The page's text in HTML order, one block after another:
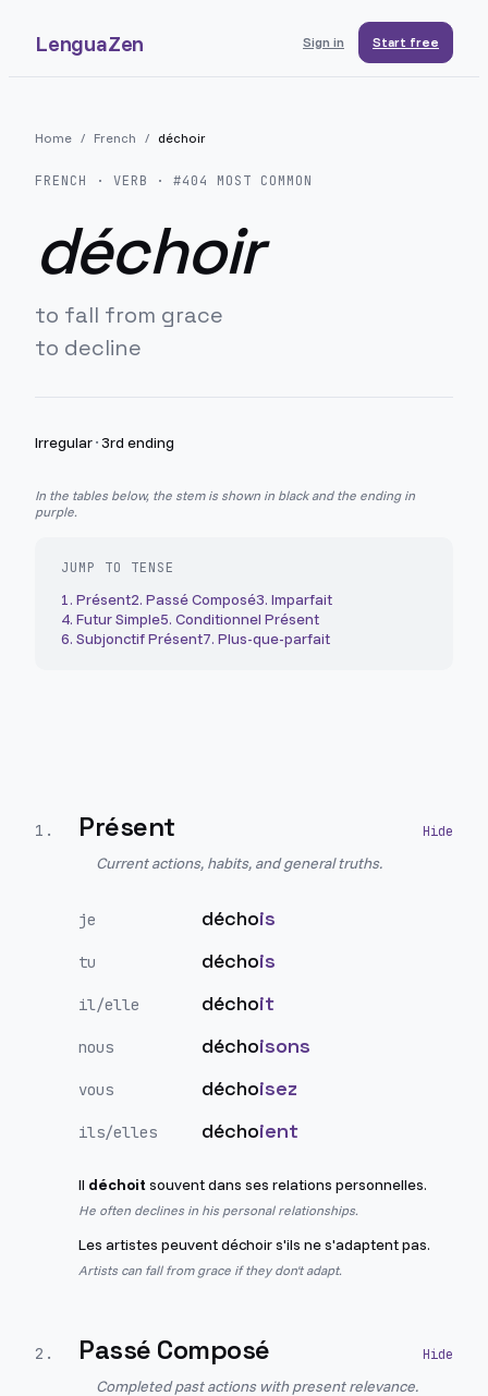
LenguaZen Sign in Start free
Home / French / déchoir
FRENCH · VERB · #404 MOST COMMON
déchoir
to fall from grace
to decline
Irregular·3rd ending
In the tables below, the stem is shown in black and the ending in
purple.
JUMP TO TENSE
1. Présent2. Passé Composé3. Imparfait
4. Futur Simple5. Conditionnel Présent
6. Subjonctif Présent7. Plus-que-parfait
1 . Présent
Current actions, habits, and general truths.
je déchois
tu déchois
il/elle déchoit
nous déchoisons
vous déchoisez
ils/elles déchoient
Il déchoitsouvent dans ses relations personnelles.
He often declines in his personal relationships.
Les artistes peuvent déchoir s'ils ne s'adaptent pas.
Artists can fall from grace if they don't adapt.
2 . Passé Composé
Completed past actions with present relevance.